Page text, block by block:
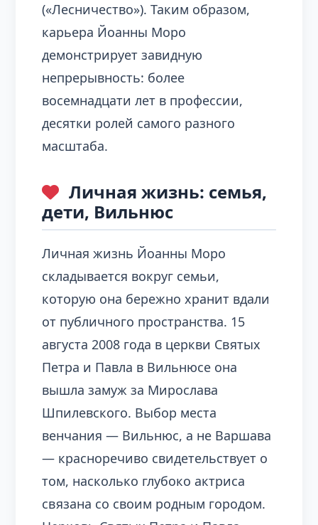
(«Лесничество»). Таким образом,
карьера Йоанны Моро
демонстрирует завидную
непрерывность: более
восемнадцати лет в профессии,
десятки ролей самого разного
масштаба.
Личная жизнь: семья,
дети, Вильнюс
Личная жизнь Йоанны Моро
складывается вокруг семьи,
которую она бережно хранит вдали
от публичного пространства. 15
августа 2008 года в церкви Святых
Петра и Павла в Вильнюсе она
вышла замуж за Мирослава
Шпилевского. Выбор места
венчания — Вильнюс, а не Варшава
— красноречиво свидетельствует о
том, насколько глубоко актриса
связана со своим родным городом.